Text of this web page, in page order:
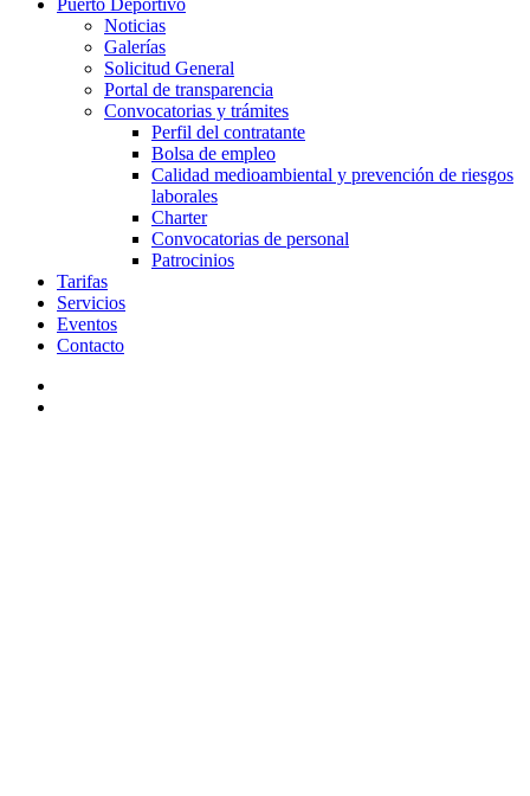
Puerto Deportivo
Noticias
Galerías
Solicitud General
Portal de transparencia
Convocatorias y trámites
Perfil del contratante
Bolsa de empleo
Calidad medioambiental y prevención de riesgos
laborales
Charter
Convocatorias de personal
Patrocinios
Tarifas
Servicios
Eventos
Contacto